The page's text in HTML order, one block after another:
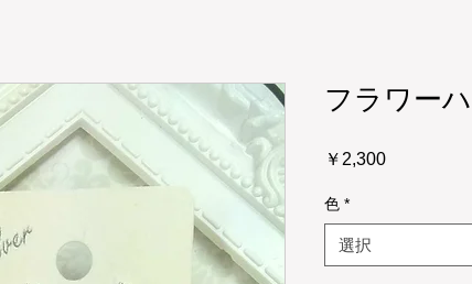
フラワー
￥2,300価
色 *
選択